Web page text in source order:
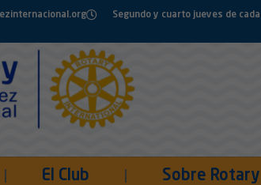
Segundo y cuarto jueves de
El Club Sobre Rotary